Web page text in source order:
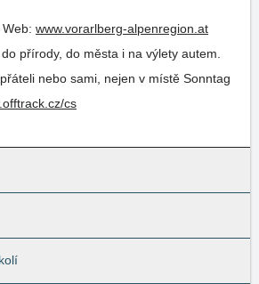
Web: www.vorarlberg-alpenregion.at
přírody, do města i na výlety autem.
nebo sami, nejen v místě Sonntag
cs